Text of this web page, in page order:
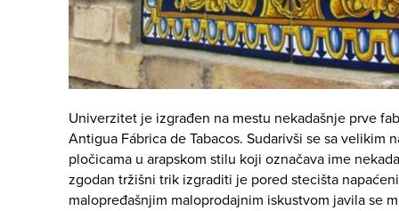
Univerzitet je izgrađen na mestu nekadašnje prve
Antigua Fábrica de Tabacos. Sudarivši se sa velikim
pločicama u arapskom stilu koji označava ime
zgodan tržišni trik izgraditi je pored stecišta
malopređašnjim maloprodajnim iskustvom javila se